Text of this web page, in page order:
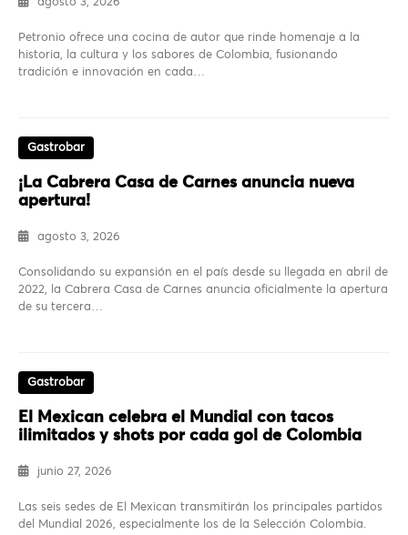
Petronio ofrece una cocina de autor que rinde homenaje a la
historia, la cultura y los sabores de Colombia, fusionando
tradición e innovación en cada…
Gastrobar
¡La Cabrera Casa de Carnes anuncia nueva
apertura!
agosto 3, 2026
Consolidando su expansión en el país desde su llegada en abril de
2022, la Cabrera Casa de Carnes anuncia oficialmente la apertura
de su tercera…
Gastrobar
El Mexican celebra el Mundial con tacos
ilimitados y shots por cada gol de Colombia
junio 27, 2026
Las seis sedes de El Mexican transmitirán los principales partidos
del Mundial 2026, especialmente los de la Selección Colombia.